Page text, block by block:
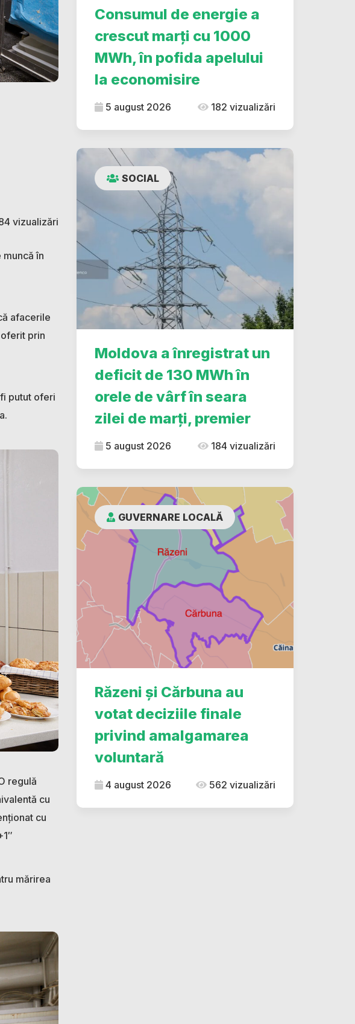
vizualizări
în
afacerile
prin
putut oferi
regulă
cu
cu
mărirea
Consumul de energie a
crescut marți cu 1000
MWh, în pofida apelului
la economisire
5 august 2026 182 vizualizări
SOCIAL
Moldova a înregistrat un
deficit de 130 MWh în
orele de vârf în seara
zilei de marți, premier
5 august 2026 184 vizualizări
GUVERNARE LOCALĂ
Răzeni și Cărbuna au
votat deciziile finale
privind amalgamarea
voluntară
4 august 2026 562 vizualizări